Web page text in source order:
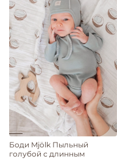
Боди Mjölk Пыльный
голубой с длинным